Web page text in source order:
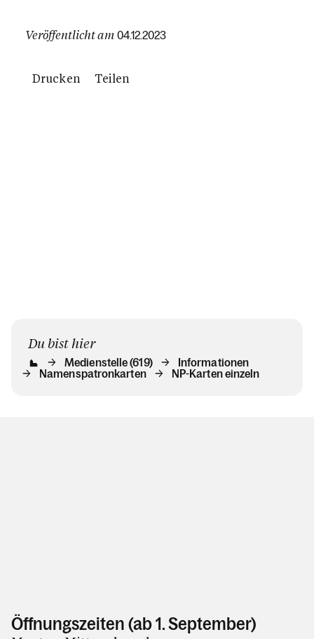
Veröffentlicht am 04.12.2023
Drucken Teilen
Du bist hier
Medienstelle (619)
Informationen
Namenspatronkarten
NP-Karten einzeln
Öffnungszeiten (ab 1. September)